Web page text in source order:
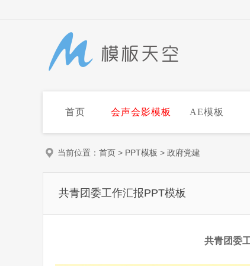
首页 会声会影模板 AE模板
当前位置： 首页 > PPT模板 > 政府党建
共青团委工作汇报PPT模板
共青团委